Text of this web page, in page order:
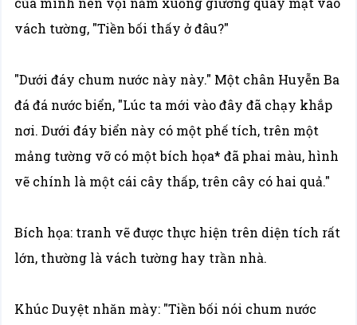
vách tường, "Tiền bối thấy ở đâu?"
"Dưới đáy chum nước này này." Một chân Huyễn Ba
đá đá nước biển, "Lúc ta mới vào đây đã chạy khắp
nơi. Dưới đáy biển này có một phế tích, trên một
mảng tường vỡ có một bích họa* đã phai màu, hình
vẽ chính là một cái cây thấp, trên cây có hai quả."
Bích họa: tranh vẽ được thực hiện trên diện tích rất
lớn, thường là vách tường hay trần nhà.
Khúc Duyệt nhăn mày: "Tiền bối nói chum nước